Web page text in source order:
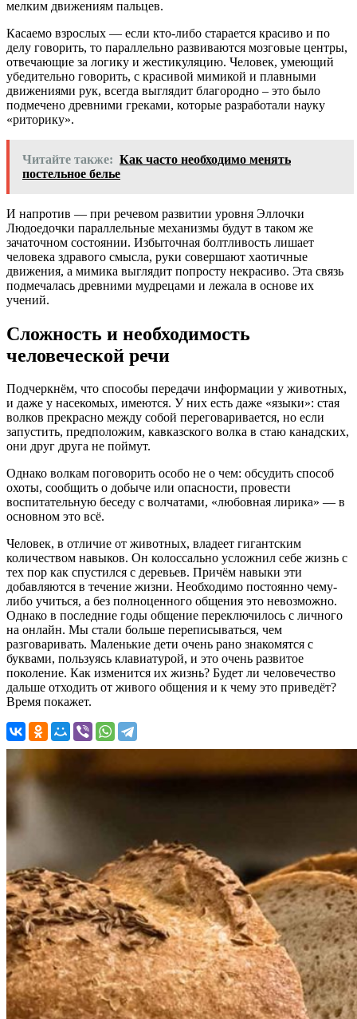
мелким движениям пальцев.
Касаемо взрослых — если кто-либо старается красиво и по
делу говорить, то параллельно развиваются мозговые центры,
отвечающие за логику и жестикуляцию. Человек, умеющий
убедительно говорить, с красивой мимикой и плавными
движениями рук, всегда выглядит благородно – это было
подмечено древними греками, которые разработали науку
«риторику».
Читайте также: Как часто необходимо менять
постельное белье
И напротив — при речевом развитии уровня Эллочки
Людоедочки параллельные механизмы будут в таком же
зачаточном состоянии. Избыточная болтливость лишает
человека здравого смысла, руки совершают хаотичные
движения, а мимика выглядит попросту некрасиво. Эта связь
подмечалась древними мудрецами и лежала в основе их
учений.
Сложность и необходимость
человеческой речи
Подчеркнём, что способы передачи информации у животных,
и даже у насекомых, имеются. У них есть даже «языки»: стая
волков прекрасно между собой переговаривается, но если
запустить, предположим, кавказского волка в стаю канадских,
они друг друга не поймут.
Однако волкам поговорить особо не о чем: обсудить способ
охоты, сообщить о добыче или опасности, провести
воспитательную беседу с волчатами, «любовная лирика» — в
основном это всё.
Человек, в отличие от животных, владеет гигантским
количеством навыков. Он колоссально усложнил себе жизнь с
тех пор как спустился с деревьев. Причём навыки эти
добавляются в течение жизни. Необходимо постоянно чему-
либо учиться, а без полноценного общения это невозможно.
Однако в последние годы общение переключилось с личного
на онлайн. Мы стали больше переписываться, чем
разговаривать. Маленькие дети очень рано знакомятся с
буквами, пользуясь клавиатурой, и это очень развитое
поколение. Как изменится их жизнь? Будет ли человечество
дальше отходить от живого общения и к чему это приведёт?
Время покажет.